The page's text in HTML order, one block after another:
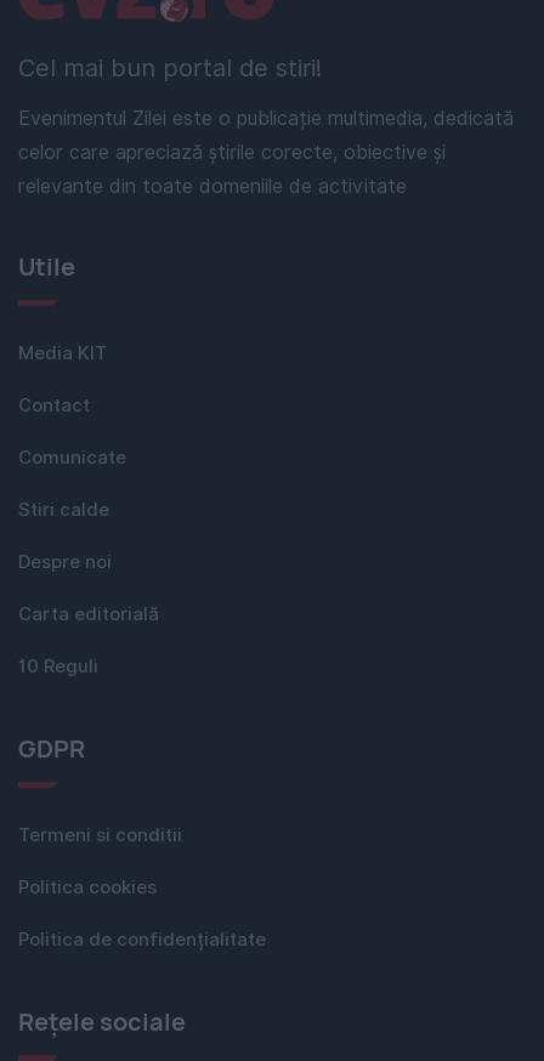
Cel mai bun portal de stiri!
Evenimentul Zilei este o publicație multimedia, dedicată
celor care apreciază știrile corecte, obiective și
relevante din toate domeniile de activitate
Utile
Media KIT
Contact
Comunicate
Stiri calde
Despre noi
Carta editorială
10 Reguli
GDPR
Termeni si conditii
Politica cookies
Politica de confidențialitate
Rețele sociale